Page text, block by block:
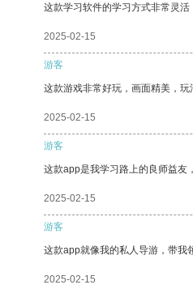
这款学习软件的学习方式非常灵
2025-02-15
游客
这款游戏非常好玩，画面精美，玩
2025-02-15
游客
这款app是我学习路上的良师益友
2025-02-15
游客
这款app就像我的私人导游，带我
2025-02-15